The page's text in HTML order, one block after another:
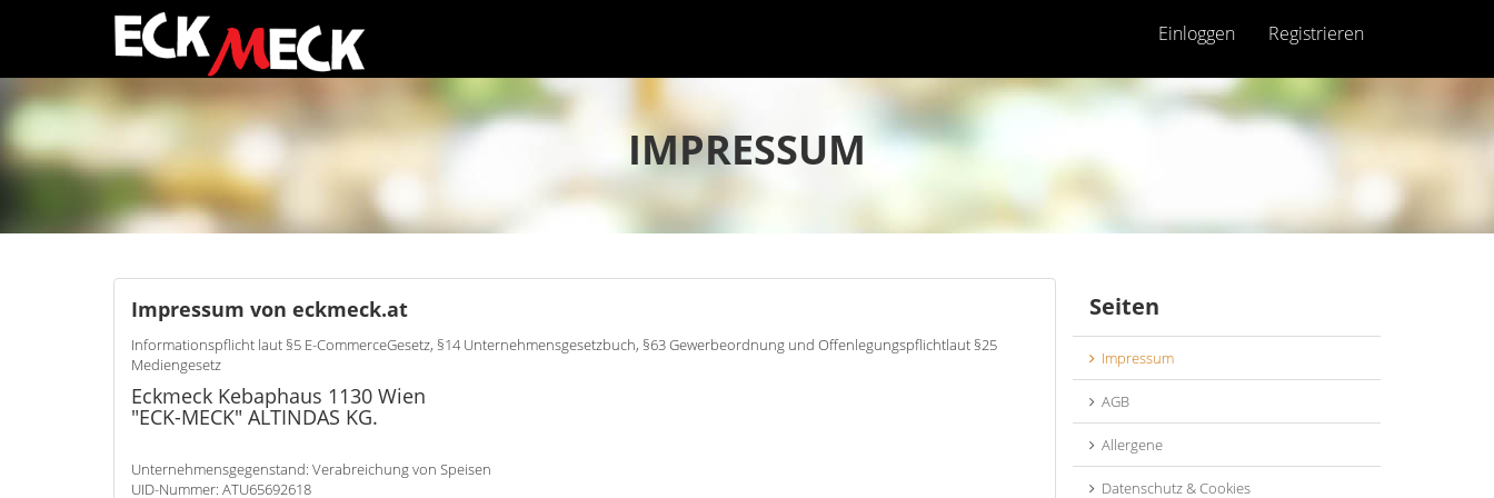
Einloggen Registrieren
IMPRESSUM
Impressum von eckmeck.at
Informationspflicht laut §5 E-CommerceGesetz, §14 Unternehmensgesetzbuch, §63 Gewerbeordnung und Offenlegungspflichtlaut §25
Mediengesetz
Eckmeck Kebaphaus 1130 Wien
"ECK-MECK" ALTINDAS KG.
Unternehmensgegenstand: Verabreichung von Speisen
UID-Nummer: ATU65692618
Seiten
Impressum
AGB
Allergene
Datenschutz & Cookies